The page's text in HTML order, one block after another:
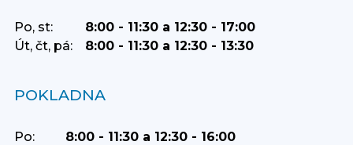
Po, st:
8:00 - 11:30 a 12:30 - 17:00
Út, čt, pá:
8:00 - 11:30 a 12:30 - 13:30
POKLADNA
Po:
8:00 - 11:30 a 12:30 - 16:00